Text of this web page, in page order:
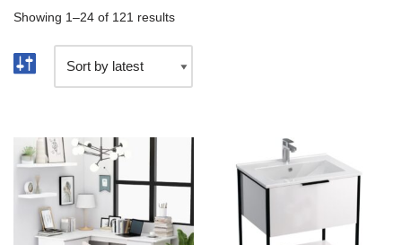
Showing 1–24 of 121 results